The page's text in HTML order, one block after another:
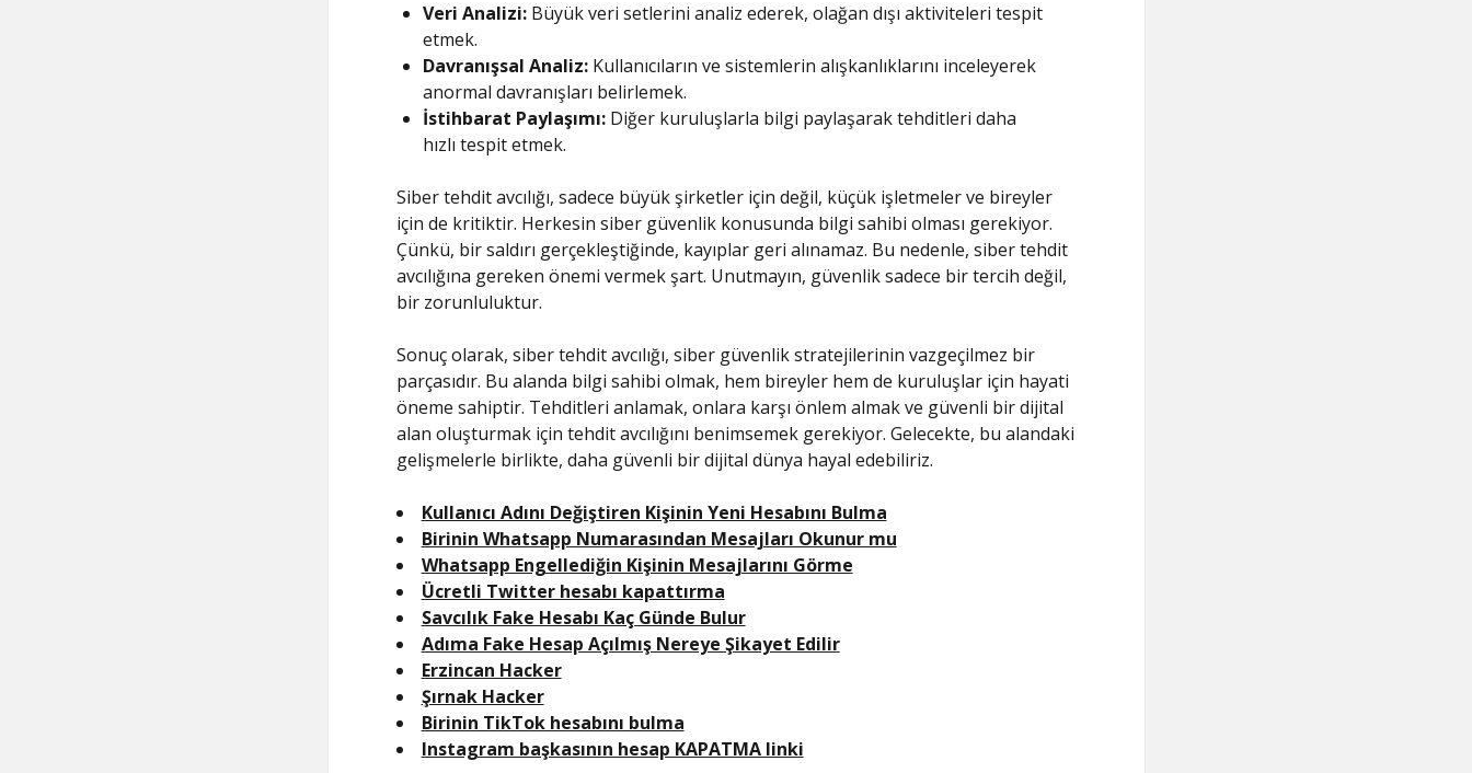
Veri Analizi:Büyük veri setlerini analiz ederek, olağan dışı aktiviteleri tespit
etmek.
Davranışsal Analiz:Kullanıcıların ve sistemlerin alışkanlıklarını inceleyerek
anormal davranışları belirlemek.
İstihbarat Paylaşımı:Diğer kuruluşlarla bilgi paylaşarak tehditleri daha
hızlı tespit etmek.
Siber tehdit avcılığı, sadece büyük şirketler için değil, küçük işletmeler ve bireyler
için de kritiktir. Herkesin siber güvenlik konusunda bilgi sahibi olması gerekiyor.
Çünkü, bir saldırı gerçekleştiğinde, kayıplar geri alınamaz. Bu nedenle, siber tehdit
avcılığına gereken önemi vermek şart. Unutmayın, güvenlik sadece bir tercih değil,
bir zorunluluktur.
Sonuç olarak, siber tehdit avcılığı, siber güvenlik stratejilerinin vazgeçilmez bir
parçasıdır. Bu alanda bilgi sahibi olmak, hem bireyler hem de kuruluşlar için hayati
öneme sahiptir. Tehditleri anlamak, onlara karşı önlem almak ve güvenli bir dijital
alan oluşturmak için tehdit avcılığını benimsemek gerekiyor. Gelecekte, bu alandaki
gelişmelerle birlikte, daha güvenli bir dijital dünya hayal edebiliriz.
Kullanıcı Adını Değiştiren Kişinin Yeni Hesabını Bulma
Birinin Whatsapp Numarasından Mesajları Okunur mu
Whatsapp Engellediğin Kişinin Mesajlarını Görme
Ücretli Twitter hesabı kapattırma
Savcılık Fake Hesabı Kaç Günde Bulur
Adıma Fake Hesap Açılmış Nereye Şikayet Edilir
Erzincan Hacker
Şırnak Hacker
Birinin TikTok hesabını bulma
Instagram başkasının hesap KAPATMA linki